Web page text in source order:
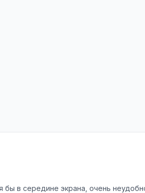
в середине экрана, очень